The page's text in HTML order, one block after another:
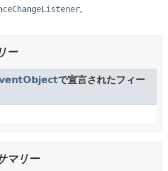
ー
で宣言されたフィー
マリー